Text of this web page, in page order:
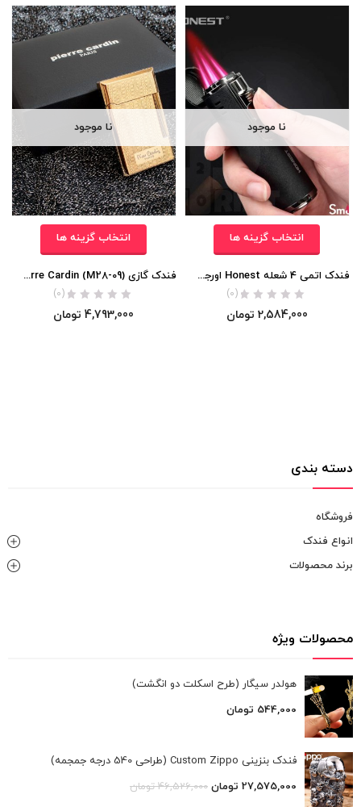
نا موجود
انتخاب گزینه ها
فندک اتمی 4 شعله Honest اورجینال
(0)
2,584,000 تومان
نا موجود
انتخاب گزینه ها
فندک گازی Pierre Cardin (M28-09) (بغل زن) اورجینال
(0)
4,793,000 تومان
دسته بندی
فروشگاه
انواع فندک
برند محصولات
محصولات ویژه
هولدر سیگار (طرح اسکلت دو انگشت)
544,000 تومان
فندک بنزینی Custom Zippo (طراحی 540 درجه جمجمه)
27,575,000 تومان 46,526,000 تومان